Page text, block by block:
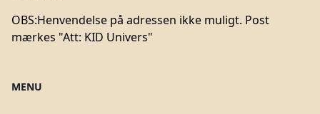
OBS:Henvendelse på adressen ikke muligt. Post
mærkes "Att: KID Univers"
MENU